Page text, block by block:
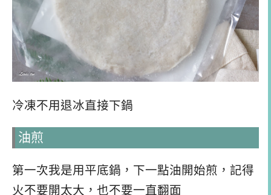
冷凍不用退冰直接下鍋
油煎
第一次我是用平底鍋，下一點油開始煎，記得
火不要開太大，也不要一直翻面